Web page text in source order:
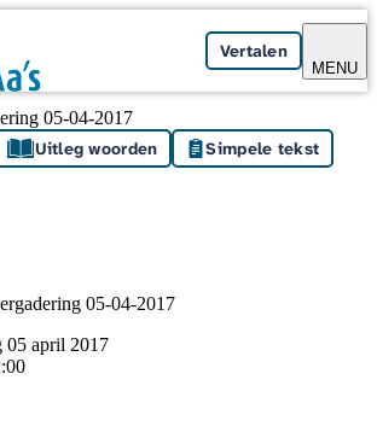
Vertalen
MENU
05-04-2017
Uitleg woorden Simpele tekst
05-04-2017
05 april 2017